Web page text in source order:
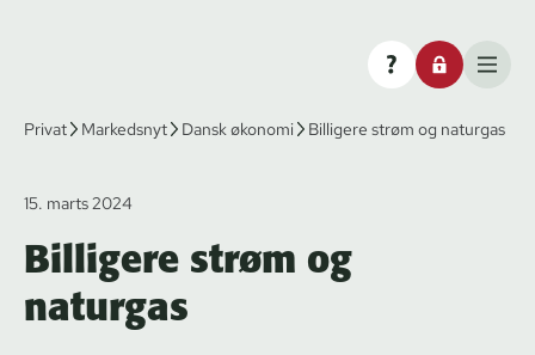
Privat Markedsnyt Dansk økonomi Billigere strøm og naturgas
15. marts 2024
Billigere strøm og
naturgas